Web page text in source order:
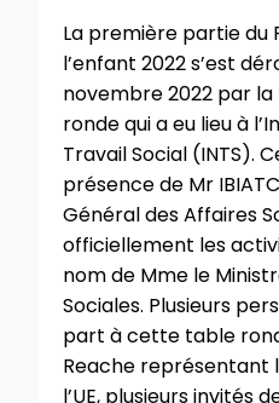
La première partie du
l’enfant 2022 s’est
novembre 2022 par la
ronde qui a eu lieu à
Travail Social (INTS).
présence de Mr
Général des Affaires
officiellement les
nom de Mme le
Sociales. Plusieurs
part à cette table
Reache représentant
l’UE, plusieurs invités